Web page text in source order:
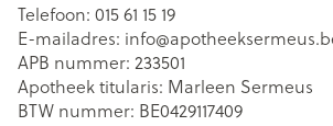
Telefoon: 015 61 15 19
E-mailadres: info@
APB nummer: 233501
Apotheek titularis: Marleen Sermeus
BTW nummer: BE0429117409